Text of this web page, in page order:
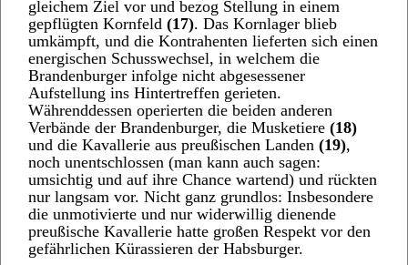
gleichem Ziel vor und bezog Stellung in einem
gepflügten Kornfeld (17). Das Kornlager blieb
umkämpft, und die Kontrahenten lieferten sich einen
energischen Schusswechsel, in welchem die
Brandenburger infolge nicht abgesessener
Aufstellung ins Hintertreffen gerieten.
Währenddessen operierten die beiden anderen
Verbände der Brandenburger, die Musketiere (18)
und die Kavallerie aus preußischen Landen (19),
noch unentschlossen (man kann auch sagen:
umsichtig und auf ihre Chance wartend) und rückten
nur langsam vor. Nicht ganz grundlos: Insbesondere
die unmotivierte und nur widerwillig dienende
preußische Kavallerie hatte großen Respekt vor den
gefährlichen Kürassieren der Habsburger.